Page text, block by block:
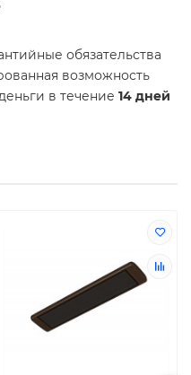
обязательства
возможность
в течение 14 дней